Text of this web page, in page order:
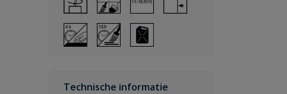
Technische informatie